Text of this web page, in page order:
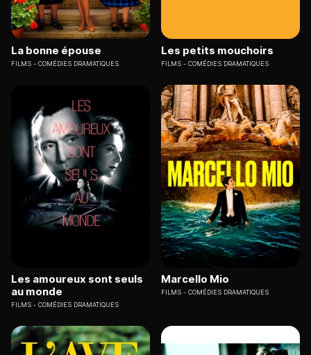
La bonne épouse
FILMS COMÉDIES DRAMATIQUES
Les petits mouchoirs
FILMS COMÉDIES DRAMATIQUES
Les amoureux sont seuls
au monde
FILMS COMÉDIES DRAMATIQUES
Marcello Mio
FILMS COMÉDIES DRAMATIQUES